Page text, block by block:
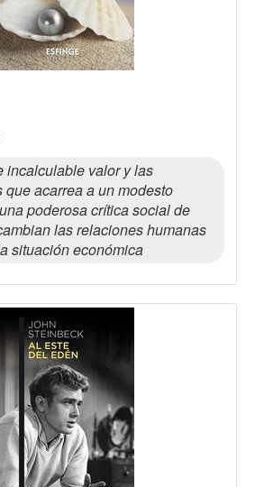
incalculable valor y las
acarrea a un modesto
poderosa crítica social de
las relaciones humanas
situación económica